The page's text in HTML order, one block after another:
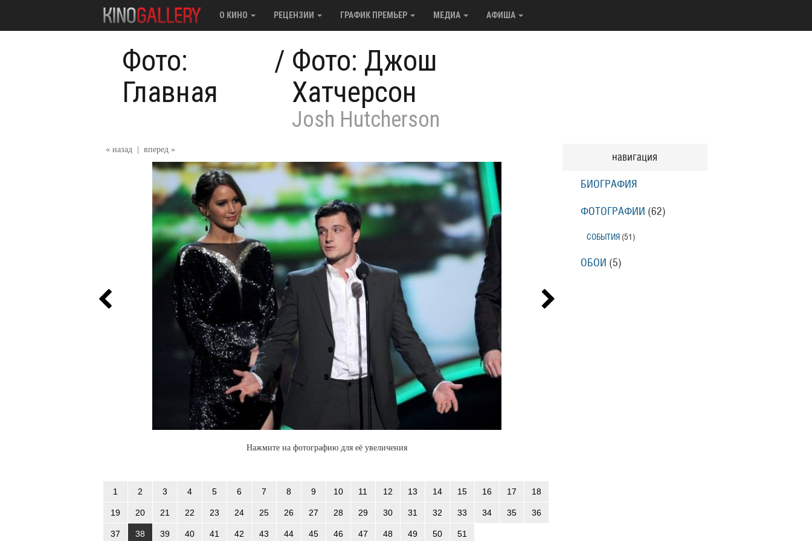
О КИНО РЕЦЕНЗИИ ГРАФИК ПРЕМЬЕР МЕДИА АФИША
Фото:
Главная
/ Фото: Джош
Хатчерсон
Josh Hutcherson
« назад вперед »
Нажмите на фотографию для её увеличения
1 2 3 4 5 6 7 8 9 10 11 12 13 14 15 16 17 18
19 20 21 22 23 24 25 26 27 28 29 30 31 32 33 34 35 36
37 38 39 40 41 42 43 44 45 46 47 48 49 50 51
навигация
БИОГРАФИЯ
ФОТОГРАФИИ (62)
СОБЫТИЯ (51 )
ОБОИ (5)